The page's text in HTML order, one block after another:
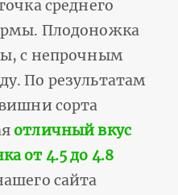
среднего
Плодоножка
с непрочным
По результатам
сорта
отличный вкус
от 4.5 до 4.8
сайта